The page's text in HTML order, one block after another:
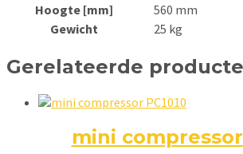
Hoogte [mm]
560 mm
Gewicht
25 kg
Gerelateerde
mini compressor